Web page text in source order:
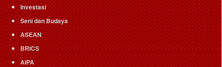
Investasi
Seni dan Budaya
ASEAN
BRICS
AIPA